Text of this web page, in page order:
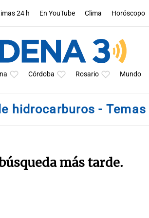
24 h En YouTube Clima Horóscopo
Córdoba Rosario Mundo
hidrocarburos - Temas
más tarde.